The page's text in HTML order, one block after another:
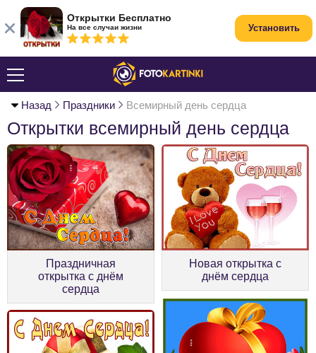
Назад Праздники Всемирный день сердца
Открытки всемирный день сердца
Праздничная
открытка с днём
сердца
Новая открытка с
днём сердца
Открытки Бесплатно
На все случаи жизни Установить